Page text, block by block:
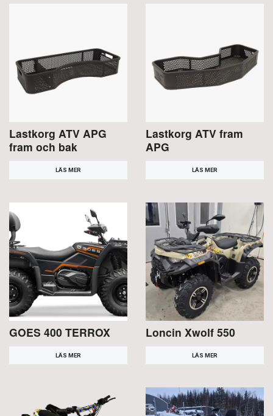
Lastkorg ATV APG
fram och bak
LÄS MER
Lastkorg ATV fram
APG
LÄS MER
GOES 400 TERROX
LÄS MER
Loncin Xwolf 550
LÄS MER